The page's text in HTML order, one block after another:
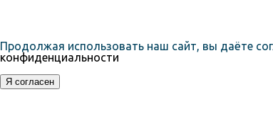
Продолжая использовать наш сайт, вы даёте
конфиденциальности
Я согласен